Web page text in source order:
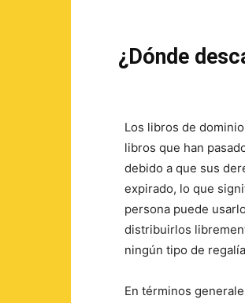
¿Dónde
Los libros de
libros que han
debido a que sus
expirado, lo que
persona puede
distribuirlos
ningún tipo de
En términos